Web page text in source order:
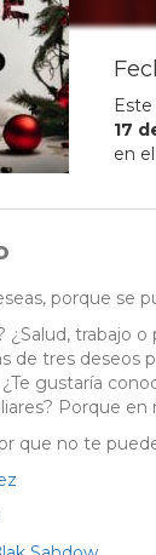
17
en
porque se
¿Salud, trabajo
de tres deseos
gustaría
Porque en
que no te